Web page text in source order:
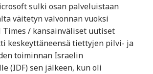
sulki osan palveluistaan
väitetyn valvonnan vuoksi
Times / kansainväliset uutiset
keskeyttäneensä tiettyjen pilvi- ja
toiminnan Israelin
(IDF) sen jälkeen, kun oli